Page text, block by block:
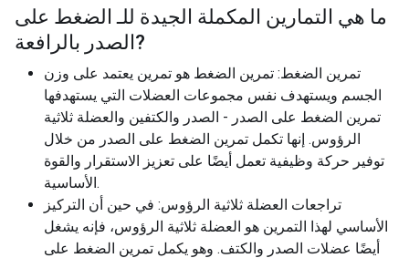
ما هي التمارين المكملة الجيدة للـ الضغط على
الصدر بالرافعة?
تمرين الضغط: تمرين الضغط هو تمرين يعتمد على وزن
الجسم ويستهدف نفس مجموعات العضلات التي يستهدفها
تمرين الضغط على الصدر - الصدر والكتفين والعضلة ثلاثية
الرؤوس. إنها تكمل تمرين الضغط على الصدر من خلال
توفير حركة وظيفية تعمل أيضًا على تعزيز الاستقرار والقوة
الأساسية.
تراجعات العضلة ثلاثية الرؤوس: في حين أن التركيز
الأساسي لهذا التمرين هو العضلة ثلاثية الرؤوس، فإنه يشغل
أيضًا عضلات الصدر والكتف. وهو يكمل تمرين الضغط على